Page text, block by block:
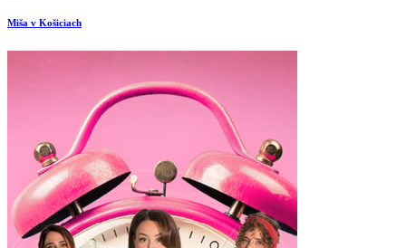
Miša v Košiciach